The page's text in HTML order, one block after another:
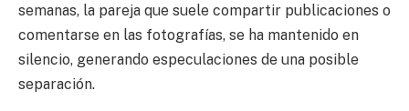
semanas, la pareja que suele compartir publicaciones o
comentarse en las fotografías, se ha mantenido en
silencio, generando especulaciones de una posible
separación.